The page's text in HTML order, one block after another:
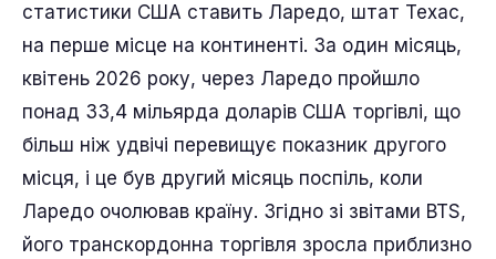
статистики США ставить Ларедо, штат Техас,
на перше місце на континенті. За один місяць,
квітень 2026 року, через Ларедо пройшло
понад 33,4 мільярда доларів США торгівлі, що
більш ніж удвічі перевищує показник другого
місця, і це був другий місяць поспіль, коли
Ларедо очолював країну. Згідно зі звітами BTS,
його транскордонна торгівля зросла приблизно